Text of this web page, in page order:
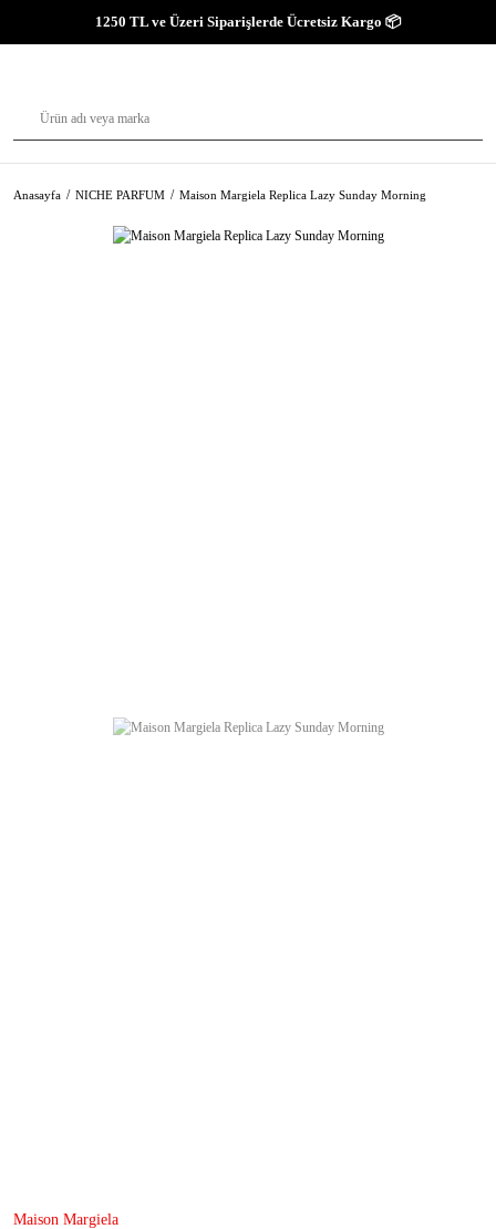
1250 TL ve Üzeri Siparişlerde Ücretsiz Kargo 📦
Anasayfa NICHE PARFUM Maison Margiela Replica Lazy Sunday Morning
Maison Margiela